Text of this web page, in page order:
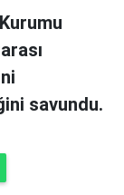
savundu.